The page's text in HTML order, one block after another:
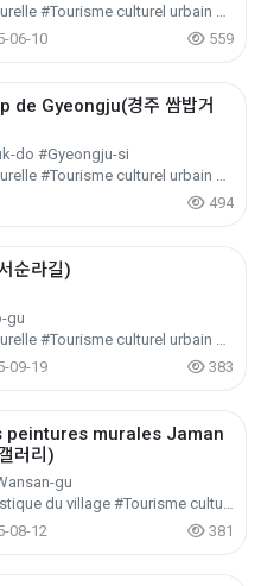
#Ruelle, Rue culturelle #Tourisme culturel urbain et régional #Tourisme culturel
06-10 559
de Gyeongju(경주 쌈밥거
do #Gyeongju-si
#Ruelle, Rue culturelle #Tourisme culturel urbain et régional #Tourisme culturel
494
순라길)
gu
#Ruelle, Rue culturelle #Tourisme culturel urbain et régional #Tourisme culturel
09-19 383
peintures murales Jaman
러리)
gu
#Attraction touristique du village #Tourisme culturel urbain et régional #Tourisme culturel
08-12 381